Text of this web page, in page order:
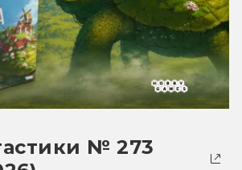
№ 273